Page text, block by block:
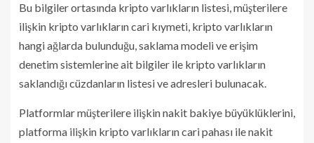
Bu bilgiler ortasında kripto varlıkların listesi, müşterilere
ilişkin kripto varlıkların cari kıymeti, kripto varlıkların
hangi ağlarda bulunduğu, saklama modeli ve erişim
denetim sistemlerine ait bilgiler ile kripto varlıkların
saklandığı cüzdanların listesi ve adresleri bulunacak.
Platformlar müşterilere ilişkin nakit bakiye büyüklüklerini,
platforma ilişkin kripto varlıkların cari pahası ile nakit